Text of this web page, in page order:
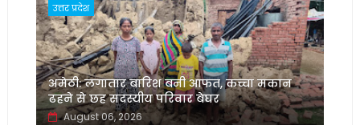
उत्तर प्रदेश
अमेठी: लगातार बारिश बनी आफत, कच्चा मकान
ढहने से छह सदस्यीय परिवार बेघर
August 06, 2026